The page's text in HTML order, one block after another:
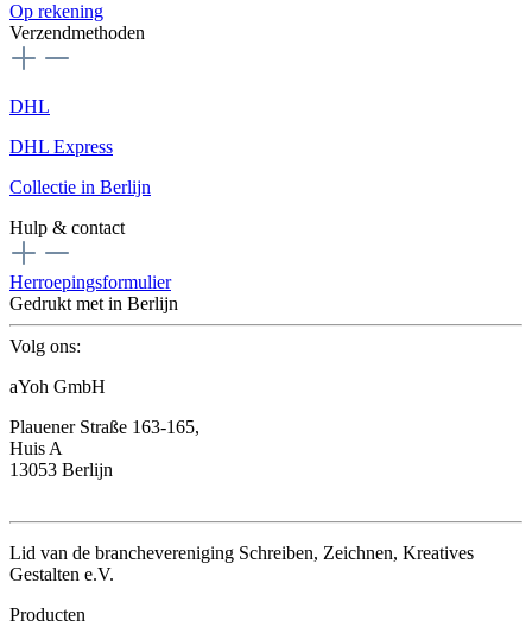
Op rekening
Verzendmethoden
DHL
DHL Express
Collectie in Berlijn
Hulp & contact
Herroepingsformulier
Gedrukt met in Berlijn
Volg ons:
aYoh GmbH
Plauener Straße 163-165,
Huis A
13053 Berlijn
Lid van de branchevereniging Schreiben, Zeichnen, Kreatives
Gestalten e.V.
Producten